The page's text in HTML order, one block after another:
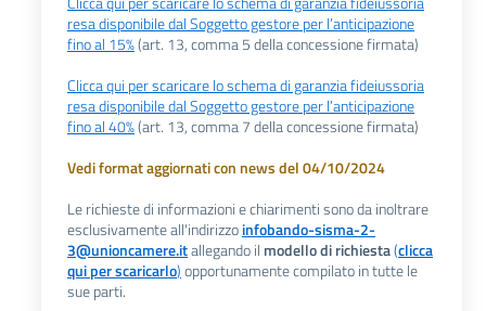
resa disponibile dal Soggetto gestore per l’anticipazione
fino al 15%(art. 13, comma 5 della concessione firmata)
Clicca qui per scaricare lo schema di garanzia fideiussoria
resa disponibile dal Soggetto gestore per l’anticipazione
fino al 40%(art. 13, comma 7 della concessione firmata)
Vedi format aggiornati con news del 04/10/2024
Le richieste di informazioni e chiarimenti sono da inoltrare
esclusivamente all'indirizzoinfobando-sisma-2-
3@unioncamere.itallegando il modello di richiesta(clicca
qui per scaricarlo)opportunamente compilato in tutte le
sue parti.